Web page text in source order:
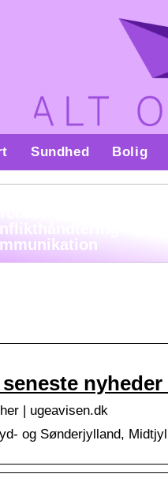
Sundhed Bolig
og
nyheder
| ugeavisen.dk
og Sønderjylland,